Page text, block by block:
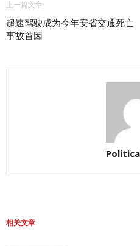
上一篇文章
超速驾驶成为今年安省交通死亡
事故首因
相关文章